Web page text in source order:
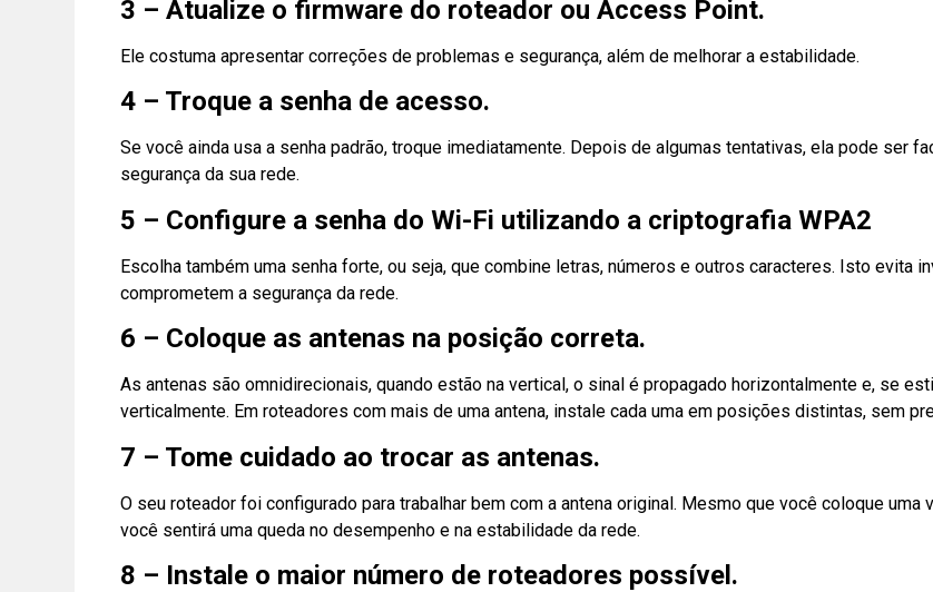
3 – Atualize o firmware do roteador ou Access Point.
Ele costuma apresentar correções de problemas e segurança, além de melhorar a estabilidade.
4 – Troque a senha de acesso.
Se você ainda usa a senha padrão, troque imediatamente. Depois de algumas tentativas, ela pode ser
segurança da sua rede.
5 – Configure a senha do Wi-Fi utilizando a criptografia WPA2
Escolha também uma senha forte, ou seja, que combine letras, números e outros caracteres. Isto evita
comprometem a segurança da rede.
6 – Coloque as antenas na posição correta.
As antenas são omnidirecionais, quando estão na vertical, o sinal é propagado horizontalmente e, se
verticalmente. Em roteadores com mais de uma antena, instale cada uma em posições distintas, sem
7 – Tome cuidado ao trocar as antenas.
O seu roteador foi configurado para trabalhar bem com a antena original. Mesmo que você coloque
você sentirá uma queda no desempenho e na estabilidade da rede.
8 – Instale o maior número de roteadores possível.